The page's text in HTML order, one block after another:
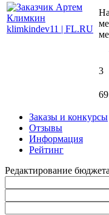
3
69
Заказы и конкурсы
Отзывы
Информация
Рейтинг
Редактирование бюджета